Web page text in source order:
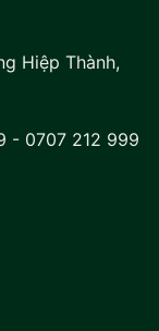
Hiệp Thành,
- 0707 212 999